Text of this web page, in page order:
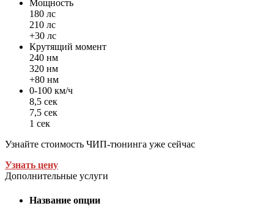
Мощность
180 лс
210 лс
+30 лс
Крутящий момент
240 нм
320 нм
+80 нм
0-100 км/ч
8,5 сек
7,5 сек
1 сек
Узнайте стоимость ЧИП-тюнинга уже сейчас
Узнать цену
Дополнительные услуги
Название опции